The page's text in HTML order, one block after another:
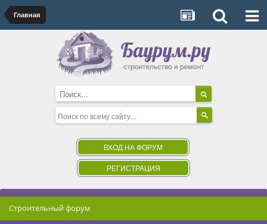
Главная
ВХОД НА ФОРУМ
РЕГИСТРАЦИЯ
Строительный форум